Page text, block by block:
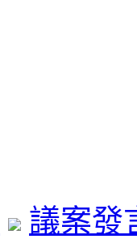
議案發